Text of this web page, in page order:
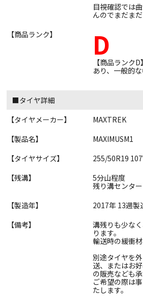
目視確認では
んのでまだま
【商品ランク】
D
【商品ランク
あり、一般的
■タイヤ詳細
【タイヤメーカー】
MAXTREK
【製品名】
MAXIMUSM1
【タイヤサイズ】
255/50R19
【残溝】
5分山程度
残り溝センタ
【製造年】
2017年 13週製
【備考】
溝残りも少な
ります。
輸送時の緩衝
別途タイヤを
送、またはお
の販売なども承
ご希望の際は
たします。